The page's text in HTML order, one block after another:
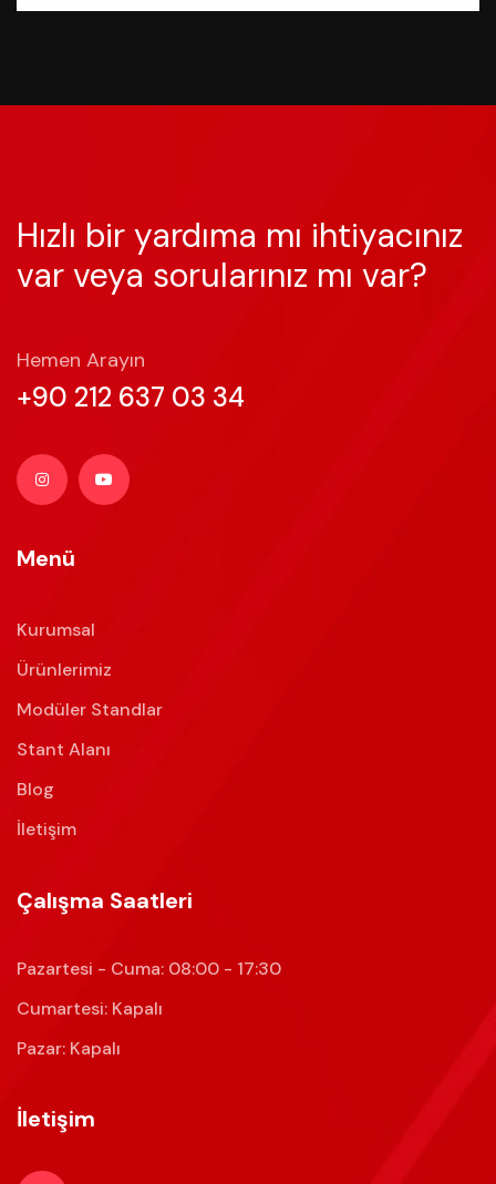
Hızlı bir yardıma mı ihtiyacınız
var veya sorularınız mı var?
Hemen Arayın
+90 212 637 03 34
Menü
Kurumsal
Ürünlerimiz
Modüler Standlar
Stant Alanı
Blog
İletişim
Çalışma Saatleri
Pazartesi - Cuma: 08:00 - 17:30
Cumartesi: Kapalı
Pazar: Kapalı
İletişim